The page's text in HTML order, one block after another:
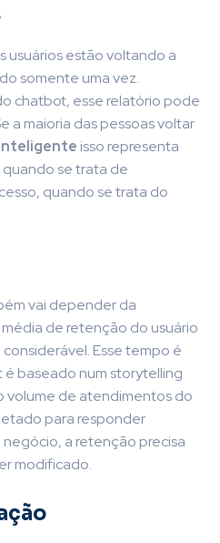
usuários estão voltando a
somente uma vez.
chatbot, esse relatório pode
a maioria das pessoas voltar
isso representa
se trata de
quando se trata do
vai depender da
de retenção do usuário
Esse tempo é
é baseado num storytelling
volume de atendimentos do
para responder
a retenção precisa
modificado.